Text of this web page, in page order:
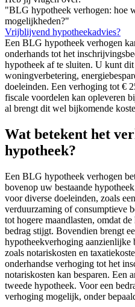
"BLG hypotheek verhogen: hoe
mogelijkheden?"
Vrijblijvend hypotheekadvies?
Een BLG hypotheek verhogen
onderhands tot het
hypotheek af te sluiten. U kunt
woningverbetering,
doeleinden. Een verhoging tot €
fiscale voordelen kan opleveren
al brengt dit wel bijkomende
Wat betekent het
hypotheek?
Een BLG hypotheek verhogen
bovenop uw bestaande
voor diverse doeleinden, zoals
verduurzaming of consumptieve
tot hogere maandlasten, omdat
bedrag stijgt. Bovendien brengt
hypotheekverhoging aanzienlijke
zoals notariskosten en
onderhandse verhoging tot het
notariskosten kan besparen. Een
tweede hypotheek. Voor een
verhoging mogelijk, onder